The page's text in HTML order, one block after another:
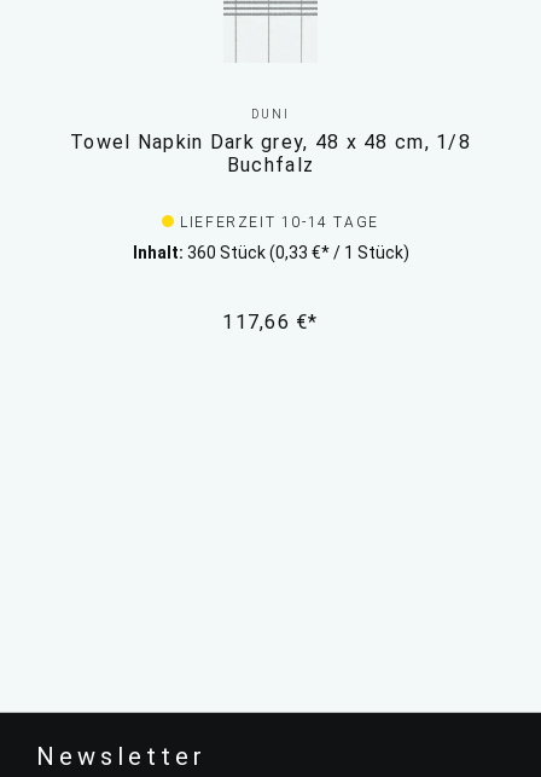
DUNI
Towel Napkin Dark grey, 48 x 48 cm, 1/8
Buchfalz
LIEFERZEIT 10-14 TAGE
Inhalt: 360 Stück(0,33 €* / 1 Stück)
117,66 €*
Newsletter